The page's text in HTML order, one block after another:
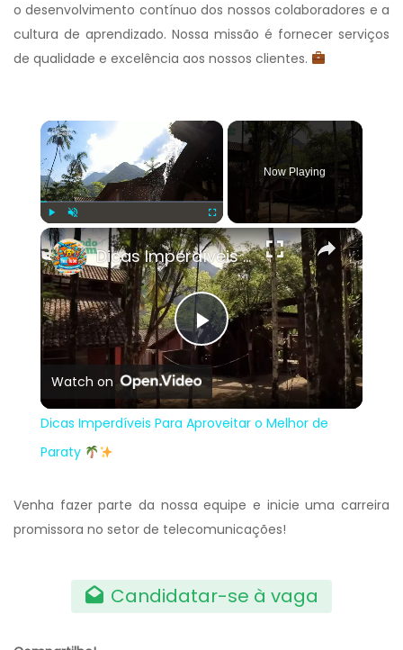
o desenvolvimento contínuo dos nossos colaboradores e a
cultura de aprendizado. Nossa missão é fornecer serviços
de qualidade e excelência aos nossos clientes.
×
Play Unmute Fullscreen
Now Playing
×
Play
Video
Dicas Imperdíveis Para Aproveitar o Melhor de Paraty
Watch on
Dicas Imperdíveis Para Aproveitar o Melhor de
Paraty
Venha fazer parte da nossa equipe e inicie uma carreira
promissora no setor de telecomunicações!
Candidatar-se à vaga